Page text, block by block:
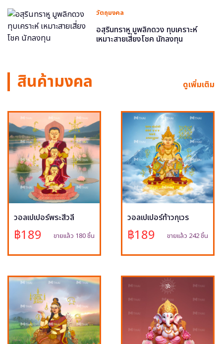
วัตถุมงคล
อสุรินทราหู มูพลิกดวง ทุบเคราะห์
เหมาะสายเสี่ยงโชค นักลงทุน
สินค้ามงคล ดูเพิ่มเติม
วอลเปเปอร์พระสีวลี
฿189 ขายแล้ว 180 ชิ้น
วอลเปเปอร์ท้าวกุเวร
฿189 ขายแล้ว 242 ชิ้น